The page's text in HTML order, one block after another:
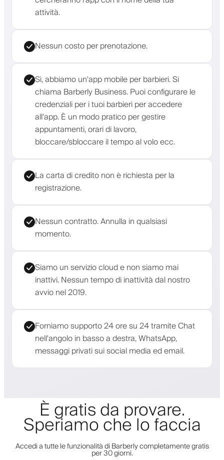
attività.
Nessun costo per prenotazione.
Sì, abbiamo un'app mobile per barbieri. Si
chiama Barberly Business. Puoi configurare le
credenziali per i tuoi barbieri per accedere
all'app. È un modo pratico per gestire
appuntamenti, orari di lavoro,
bloccare/sbloccare il tempo al volo ecc.
La carta di credito non è richiesta per la
registrazione.
Nessun contratto. Annulla in qualsiasi
momento.
Siamo un servizio cloud e non siamo mai
inattivi. Nessun tempo di inattività dal nostro
avvio nel 2019.
Forniamo supporto 24 ore su 24 tramite Chat
nell'angolo in basso a destra, WhatsApp,
messaggi privati sui social media ed email.
È gratis da provare.
Speriamo che lo faccia
Accedi a tutte le funzionalità di Barberly completamente gratis
per 30 giorni.